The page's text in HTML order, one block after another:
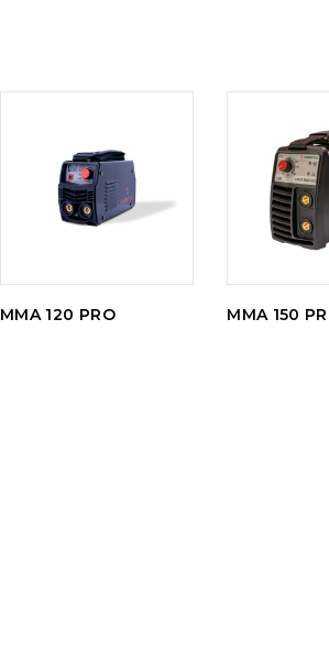
LEER
MÁS
MMA 120 PRO
MÁS
MMA 150